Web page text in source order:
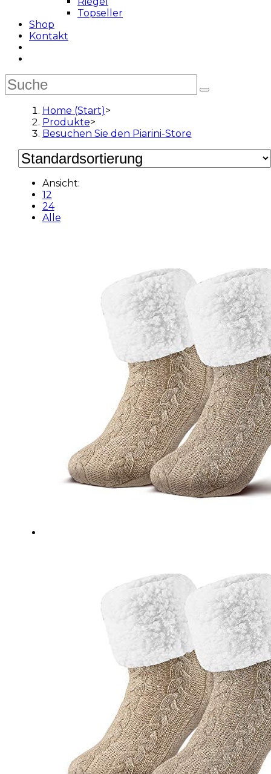
Topseller
Shop
Kontakt
Home (Start)>
Produkte>
Besuchen Sie den Piarini-Store
Ansicht:
12
24
Alle